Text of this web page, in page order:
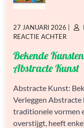
GEPLAATST
OP
27 JANUARI 2026
REACTIE ACHTEROP
DE
VAN
Bekende
Abstracte Kunst
Abstracte Kunst:
Verleggen Abstracte
traditionele vormen
overstijgt, heeft